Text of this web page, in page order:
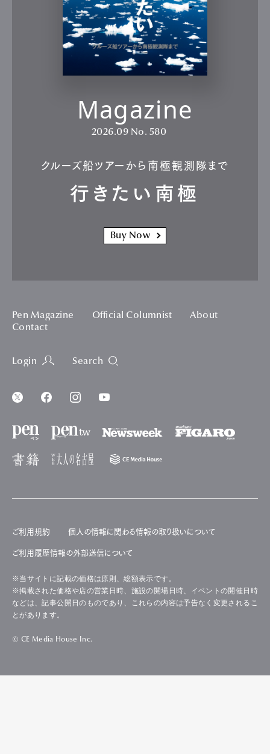
Magazine
2026.09 No. 580
クルーズ船ツアーから南極観測隊まで
行きたい南極
Buy Now
Pen Magazine Official Columnist
About
Contact
Login Search
ご利用規約 個人の情報に関わる情報の取り扱いについて
ご利用履歴情報の外部送信について
※当サイトに記載の価格は原則、総額表示です。
※掲載された価格や店の営業日時、施設の開場日時、イベントの開催日時
などは、記事公開日のものであり、これらの内容は予告なく変更されるこ
とがあります。
© CE Media House Inc.